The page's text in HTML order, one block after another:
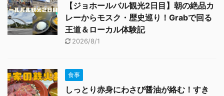
【ジョホールバル観光2日目】朝の絶品カ
レーからモスク・歴史巡り！Grabで回る
王道＆ローカル体験記
2026/8/1
食事
しっとり赤身にわさび醤油が絡む！すき